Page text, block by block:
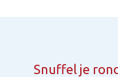
Snuffel je